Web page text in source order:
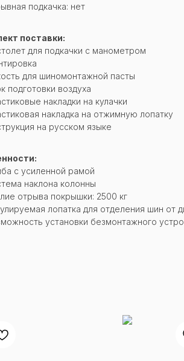
подкачка: нет
поставки:
для подкачки с манометром
для шиномонтажной пасты
подготовки воздуха
накладки на кулачки
накладка на отжимную лопатку
на русском языке
с усиленной рамой
наклона колонны
отрыва покрышки: 2500 кг
лопатка для отделения шин от
установки безмонтажного